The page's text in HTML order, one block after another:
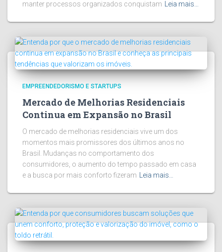
manter processos organizados conquistam
Leia mais…
EMPREENDEDORISMO E STARTUPS
Mercado de Melhorias Residenciais
Continua em Expansão no Brasil
O mercado de melhorias residenciais vive um dos
momentos mais promissores dos últimos anos no
Brasil. Mudanças no comportamento dos
consumidores, o aumento do tempo passado em casa
e a busca por mais conforto fizeram
Leia mais…